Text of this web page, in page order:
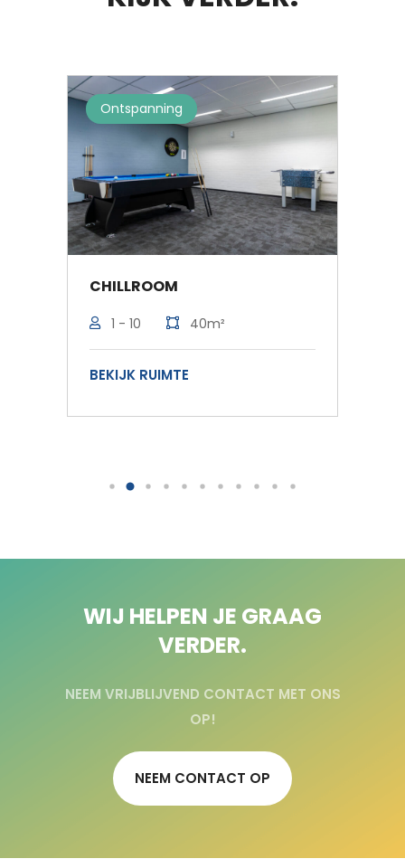
CHILLROOM
1 - 10 40m²
BEKIJK RUIMTE
Ontspanning
WIJ HELPEN JE GRAAG
VERDER.
NEEM VRIJBLIJVEND CONTACT MET ONS
OP!
NEEM CONTACT OP